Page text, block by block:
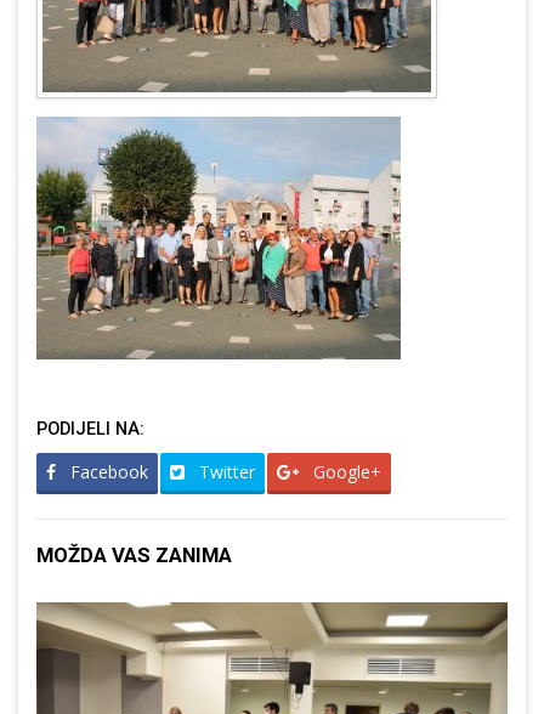
PODIJELI NA:
Facebook Twitter Google+
MOŽDA VAS ZANIMA